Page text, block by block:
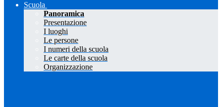
Scuola
Panoramica
Presentazione
I luoghi
Le persone
I numeri della scuola
Le carte della scuola
Organizzazione